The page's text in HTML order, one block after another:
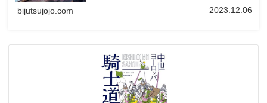
bijutsujojo.com 2023.12.06